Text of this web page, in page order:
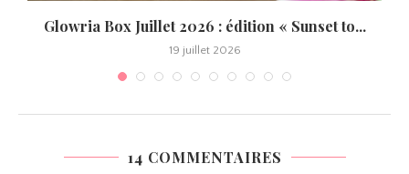
Glowria Box Juillet 2026 : édition « Sunset to...
19 juillet 2026
14 COMMENTAIRES